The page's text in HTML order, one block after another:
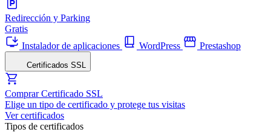
Redirección y Parking
Gratis
Instalador de aplicaciones
WordPress Prestashop
Certificados SSL
Comprar Certificado SSL
Elige un tipo de certificado y protege tus visitas
Ver certificados
Tipos de certificados